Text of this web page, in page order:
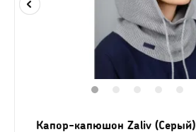
Капор-капюшон Zaliv (Серый)